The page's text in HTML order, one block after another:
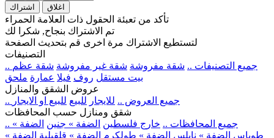
اشتراك اغلاق
تأكد من تعبئة الحقول ذات العلامة الحمراء
تم الاشتراك بنجاح, شكرا لك
لتستطيع الاشتراك مرة اخرى قم بتحديث الصفحة
التصنيفات
.. جميع التصنيفات .. شقة مفروشة شقة غير مفروشة شقة عظم
بيت مستقل روف فيلا عمارة ملحق
عروض الشقق والمنازل
.. جميع العروض .. للايجار للبيع للبيع او الايجار
شقق ومنازل حسب المحافظات
.. جميع المحافظات .. خارج فلسطين الضفة » جنين الضفة »
طوباس الضفة » نابلس الضفة » طولكرم الضفة » قلقيلية الضفة »